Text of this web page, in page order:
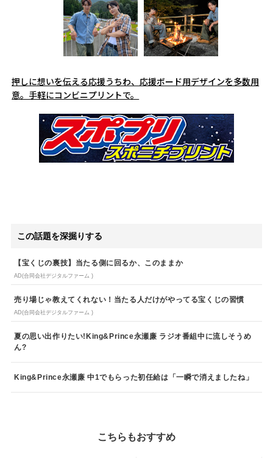
押しに想いを伝える応援うちわ、応援ボード用デザインを多数用
意。手軽にコンビニプリントで。
この話題を深掘りする
【宝くじの裏技】当たる側に回るか、このままか
AD(合同会社デジタルファーム )
売り場じゃ教えてくれない！当たる人だけがやってる宝くじの習慣
AD(合同会社デジタルファーム )
夏の思い出作りたい!King&Prince永瀬廉 ラジオ番組中に流しそうめ
ん?
King&Prince永瀬廉 中1でもらった初任給は「一瞬で消えましたね」
こちらもおすすめ